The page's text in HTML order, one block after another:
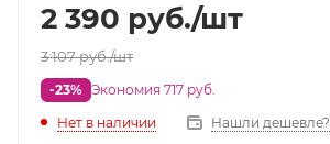
2 390 руб./шт
3 107руб./шт
-23% Экономия 717 руб.
Нет в наличии
Нашли дешевле?